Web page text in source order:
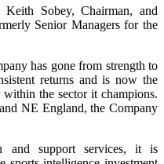
Sobey, Chairman, and
Senior Managers for the
has gone from strength to
returns and is now the
the sector it champions.
NE England, the Company
and support services, it is